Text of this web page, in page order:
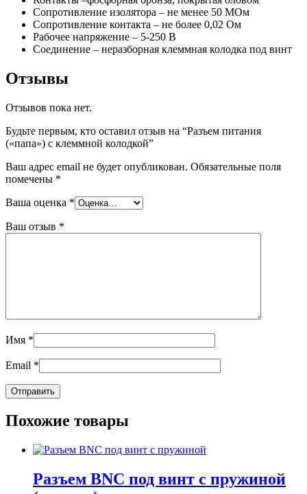
Сопротивление изолятора – не менее 50 МОм
Сопротивление контакта – не более 0,02 Ом
Рабочее напряжение – 5-250 В
Соединение – неразборная клеммная колодка под винт
Отзывы
Отзывов пока нет.
Будьте первым, кто оставил отзыв на “Разъем питания
(«папа») с клеммной колодкой”
Ваш адрес email не будет опубликован. Обязательные поля
помечены *
Ваша оценка *
Ваш отзыв *
Имя *
Email *
Похожие товары
Разъем BNC под винт с пружиной